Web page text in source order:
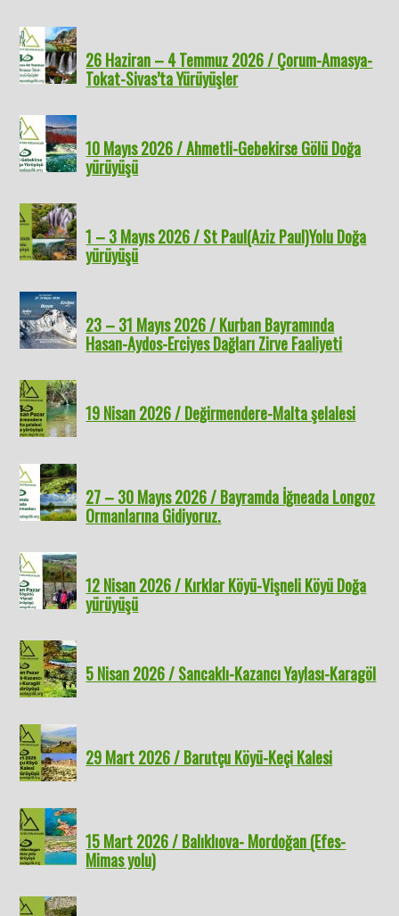
26 Haziran – 4 Temmuz 2026 / Çorum-Amasya-
Tokat-Sivas’ta Yürüyüşler
10 Mayıs 2026 / Ahmetli-Gebekirse Gölü Doğa
yürüyüşü
1 – 3 Mayıs 2026 / St Paul(Aziz Paul)Yolu Doğa
yürüyüşü
23 – 31 Mayıs 2026 / Kurban Bayramında
Hasan-Aydos-Erciyes Dağları Zirve Faaliyeti
19 Nisan 2026 / Değirmendere-Malta şelalesi
27 – 30 Mayıs 2026 / Bayramda İğneada Longoz
Ormanlarına Gidiyoruz.
12 Nisan 2026 / Kırklar Köyü-Vişneli Köyü Doğa
yürüyüşü
5 Nisan 2026 / Sancaklı-Kazancı Yaylası-Karagöl
29 Mart 2026 / Barutçu Köyü-Keçi Kalesi
15 Mart 2026 / Balıklıova- Mordoğan (Efes-
Mimas yolu)